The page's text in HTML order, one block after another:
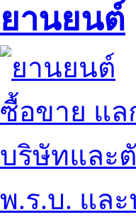
ยานยนต์
ซื้อขาย แล
บริษัทและ
พ.ร.บ. แล